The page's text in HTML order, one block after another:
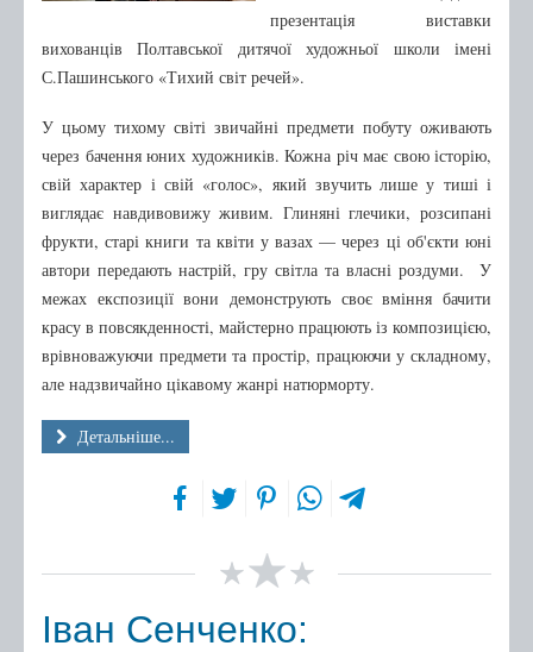
презентація виставки
вихованців Полтавської дитячої художньої школи імені
С.Пашинського «Тихий світ речей».
У цьому тихому світі звичайні предмети побуту оживають
через бачення юних художників. Кожна річ має свою історію,
свій характер і свій «голос», який звучить лише у тиші і
виглядає навдивовижу живим. Глиняні глечики, розсипані
фрукти, старі книги та квіти у вазах — через ці об'єкти юні
автори передають настрій, гру світла та власні роздуми. У
межах експозиції вони демонструють своє вміння бачити
красу в повсякденності, майстерно працюють із композицією,
врівноважуючи предмети та простір, працюючи у складному,
але надзвичайно цікавому жанрі натюрморту.
Детальніше...
Іван Сенченко: